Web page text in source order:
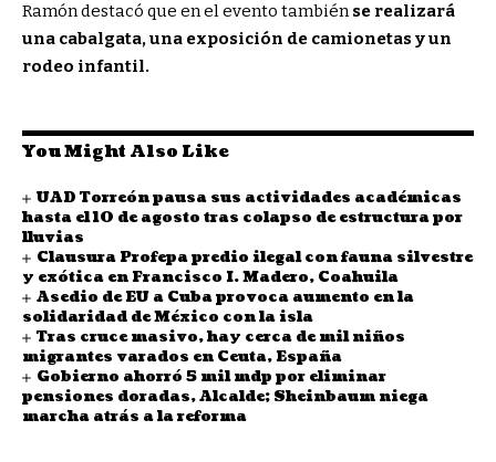
Ramón destacó que en el evento tambiénse realizará
una cabalgata, una exposición de camionetas y un
rodeo infantil.
You Might Also Like
UAD Torreón pausa sus actividades académicas
hasta el 10 de agosto tras colapso de estructura por
lluvias
Clausura Profepa predio ilegal con fauna silvestre
y exótica en Francisco I. Madero, Coahuila
Asedio de EU a Cuba provoca aumento en la
solidaridad de México con la isla
Tras cruce masivo, hay cerca de mil niños
migrantes varados en Ceuta, España
Gobierno ahorró 5 mil mdp por eliminar
pensiones doradas, Alcalde; Sheinbaum niega
marcha atrás a la reforma